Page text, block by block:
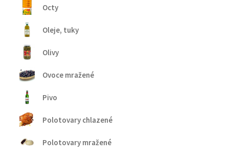
Octy
Oleje, tuky
Olivy
Ovoce mražené
Pivo
Polotovary chlazené
Polotovary mražené